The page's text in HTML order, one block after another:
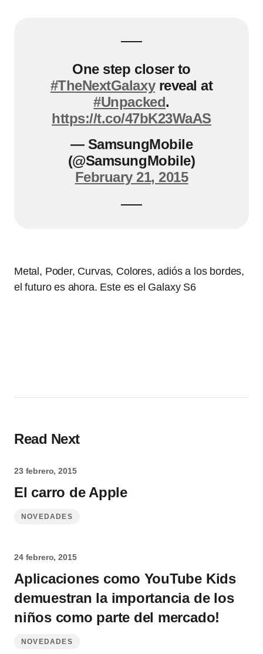
One step closer to
#TheNextGalaxyreveal at
#Unpacked.
https://t.co/47bK23WaAS
— SamsungMobile
(@SamsungMobile)
February 21, 2015
Metal, Poder, Curvas, Colores, adiós a los bordes,
el futuro es ahora. Este es el Galaxy S6
Read Next
23 febrero, 2015
El carro de Apple
NOVEDADES
24 febrero, 2015
Aplicaciones como YouTube Kids
demuestran la importancia de los
niños como parte del mercado!
NOVEDADES